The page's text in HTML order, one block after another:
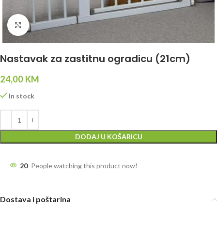
Click to enlarge
Nastavak za zastitnu ogradicu (21cm)
24,00 KM
In stock
DODAJ U KOŠARICU
20 People watching this product now!
Dostava i poštarina